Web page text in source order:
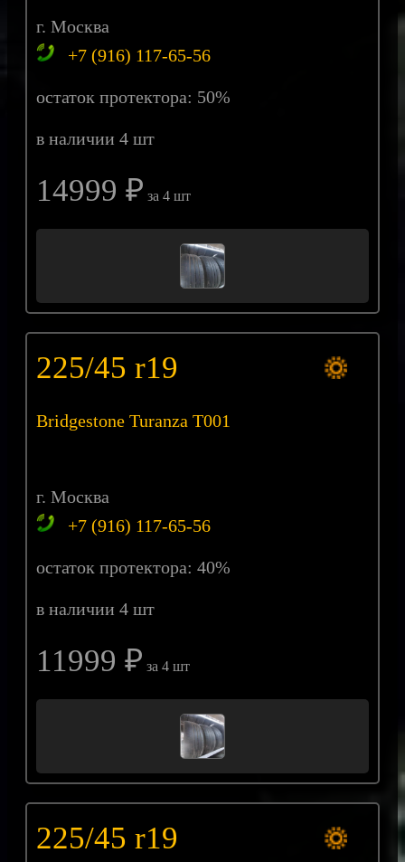
г. Москва
+7 (916) 117-65-56
остаток протектора: 50%
в наличии 4 шт
14999 ₽ за 4 шт
225/45 r19
Bridgestone Turanza T001
г. Москва
+7 (916) 117-65-56
остаток протектора: 40%
в наличии 4 шт
11999 ₽ за 4 шт
225/45 r19